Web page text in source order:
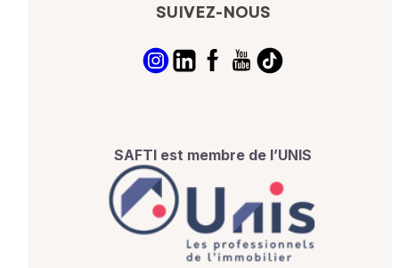
SUIVEZ-NOUS
SAFTI est membre de l’UNIS